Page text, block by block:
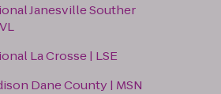
Janesville Souther
La Crosse | LSE
Dane County | MSN